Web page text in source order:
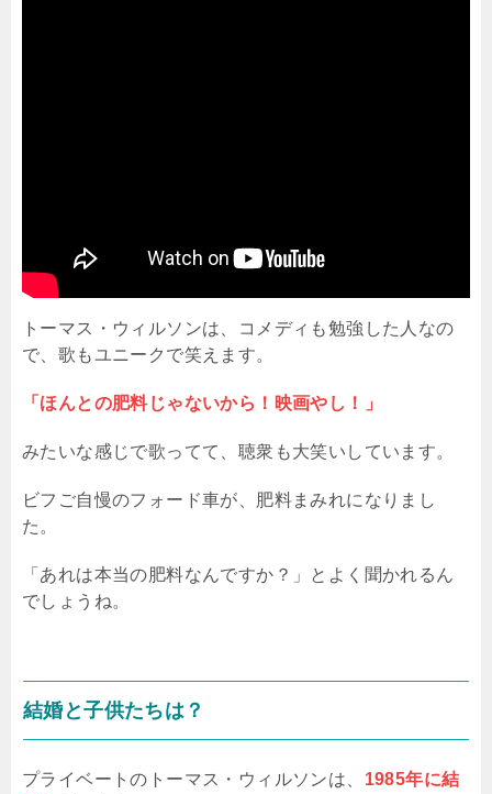
トーマス・ウィルソンは、コメディも勉強した人なの
で、歌もユニークで笑えます。
「ほんとの肥料じゃないから！映画やし！」
みたいな感じで歌ってて、聴衆も大笑いしています。
ビフご自慢のフォード車が、肥料まみれになりまし
た。
「あれは本当の肥料なんですか？」とよく聞かれるん
でしょうね。
結婚と子供たちは？
プライベートのトーマス・ウィルソンは、 1985年に結